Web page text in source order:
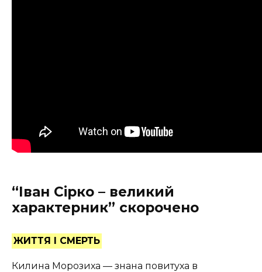
“Іван Сірко – великий
характерник” скорочено
ЖИТТЯ І СМЕРТЬ
Килина Морозиха — знана повитуха в